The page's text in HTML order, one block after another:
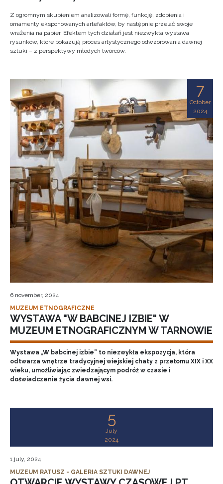
Z ogromnym skupieniem analizowali formę, funkcję, zdobienia i
ornamenty eksponowanych artefaktów, by następnie przelać swoje
wrażenia na papier. Efektem tych działań jest niezwykła wystawa
rysunków, które pokazują proces artystycznego odwzorowania dawnej
sztuki – z perspektywy młodych twórców.
7
October
2024
6 november, 2024
MUZEUM ETNOGRAFICZNE
WYSTAWA "W BABCINEJ IZBIE" W
MUZEUM ETNOGRAFICZNYM W TARNOWIE
Wystawa „W babcinej izbie” to niezwykła ekspozycja, która
odtwarza wnętrze tradycyjnej wiejskiej chaty z przełomu XIX i XX
wieku, umożliwiając zwiedzającym podróż w czasie i
doświadczenie życia dawnej wsi.
5
July
2024
1 july, 2024
MUZEUM RATUSZ - GALERIA SZTUKI DAWNEJ